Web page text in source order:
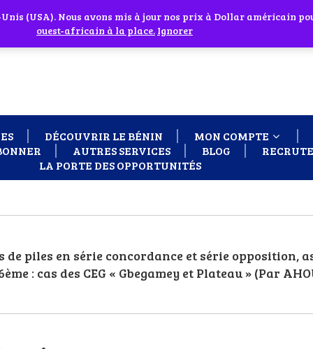
sur l'icône en face
DÉCOUVRIR LE BÉNIN MON COMPTE
AUTRES SERVICES BLOG
LA PORTE DES OPPORTUNITÉS
piles en série concordance et série opposition,
: cas des CEG « Gbegamey et Plateau » (Par
Contactez-nous par WhatsApp au +229 01 95 33 60 26
(USA). Nous avons mis à jour nos prix à Dollar américain
ouest-africain à la place. Ignorer